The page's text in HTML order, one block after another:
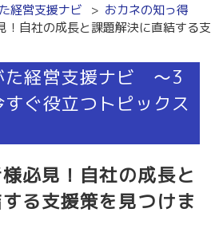
経営支援ナビ
おカネの知っ得
！自社の成長と課題解決に直結する支
た経営支援ナビ ～3
ぐ役立つトピックス
必見！自社の成長と
る支援策を見つけま